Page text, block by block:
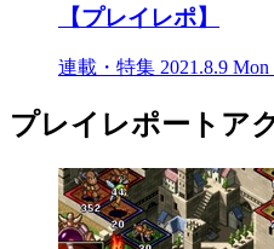
【プレイレポ】
連載・特集 2021.8.9 Mon
プレイレポートア